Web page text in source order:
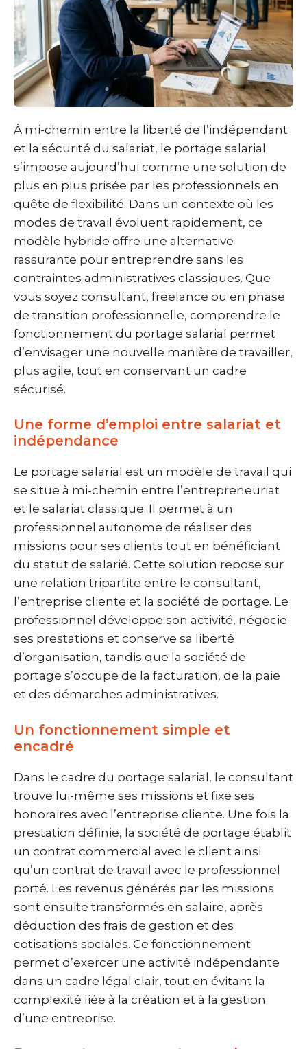
À mi-chemin entre la liberté de l’indépendant
et la sécurité du salariat, le portage salarial
s’impose aujourd’hui comme une solution de
plus en plus prisée par les professionnels en
quête de flexibilité. Dans un contexte où les
modes de travail évoluent rapidement, ce
modèle hybride offre une alternative
rassurante pour entreprendre sans les
contraintes administratives classiques. Que
vous soyez consultant, freelance ou en phase
de transition professionnelle, comprendre le
fonctionnement du portage salarial permet
d’envisager une nouvelle manière de travailler,
plus agile, tout en conservant un cadre
sécurisé.
Une forme d’emploi entre salariat et
indépendance
Le portage salarial est un modèle de travail qui
se situe à mi-chemin entre l’entrepreneuriat
et le salariat classique. Il permet à un
professionnel autonome de réaliser des
missions pour ses clients tout en bénéficiant
du statut de salarié. Cette solution repose sur
une relation tripartite entre le consultant,
l’entreprise cliente et la société de portage. Le
professionnel développe son activité, négocie
ses prestations et conserve sa liberté
d’organisation, tandis que la société de
portage s’occupe de la facturation, de la paie
et des démarches administratives.
Un fonctionnement simple et
encadré
Dans le cadre du portage salarial, le consultant
trouve lui-même ses missions et fixe ses
honoraires avec l’entreprise cliente. Une fois la
prestation définie, la société de portage établit
un contrat commercial avec le client ainsi
qu’un contrat de travail avec le professionnel
porté. Les revenus générés par les missions
sont ensuite transformés en salaire, après
déduction des frais de gestion et des
cotisations sociales. Ce fonctionnement
permet d’exercer une activité indépendante
dans un cadre légal clair, tout en évitant la
complexité liée à la création et à la gestion
d’une entreprise.